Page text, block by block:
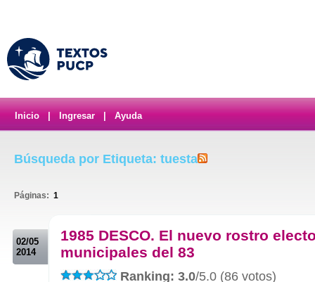
Inicio Ingresar Ayuda
Búsqueda por Etiqueta: tuesta
Páginas: 1
02/05
2014
1985 DESCO. El nuevo rostro
municipales del 83
Ranking: 3.0/5.0 (86 votos)